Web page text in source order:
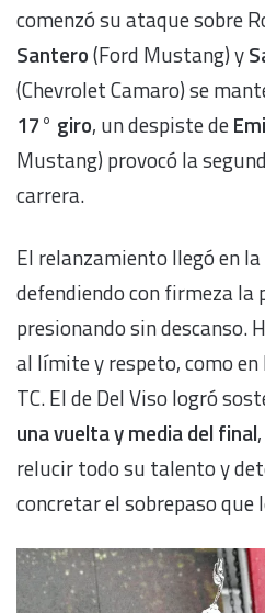
comenzó su ataque sobre
Santero(Ford Mustang) y
(Chevrolet Camaro) se
17° giro, un despiste de
Mustang) provocó la
carrera.
El relanzamiento llegó en la
defendiendo con firmeza la
presionando sin descanso.
al límite y respeto, como
TC. El de Del Viso logró
una vuelta y media del final
relucir todo su talento y
concretar el sobrepaso que